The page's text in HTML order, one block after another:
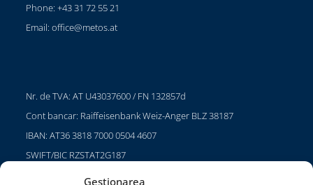
Gestionarea
Phone: +43 31 72 55 21
Email:office@metos.at
Nr. de TVA: AT U43037600 / FN 132857d
Cont bancar: Raiffeisenbank Weiz-Anger BLZ 38187
IBAN: AT36 3818 7000 0504 4607
SWIFT/BIC RZSTAT2G187